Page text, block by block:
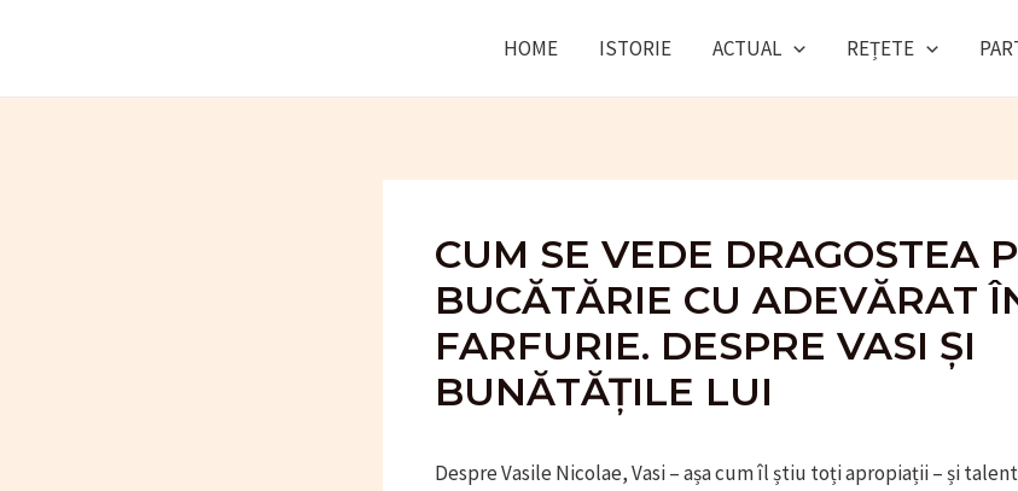
HOME ISTORIE ACTUAL REȚETE
CUM SE VEDE DRAGOSTEA
BUCĂTĂRIE CU ADEVĂRAT
FARFURIE. DESPRE VASI ȘI
BUNĂTĂȚILE LUI
Despre Vasile Nicolae, Vasi – așa cum îl știu toți apropiații – și